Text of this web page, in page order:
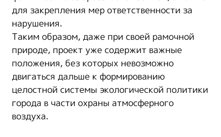
для закрепления мер ответственности за
нарушения.
Таким образом, даже при своей рамочной
природе, проект уже содержит важные
положения, без которых невозможно
двигаться дальше к формированию
целостной системы экологической политики
города в части охраны атмосферного
воздуха.